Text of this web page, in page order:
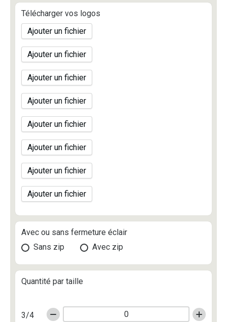
Télécharger vos logos
Ajouter un fichier
Ajouter un fichier
Ajouter un fichier
Ajouter un fichier
Ajouter un fichier
Ajouter un fichier
Ajouter un fichier
Ajouter un fichier
Avec ou sans fermeture éclair
Sans zip
Avec zip
Quantité par taille
3/4